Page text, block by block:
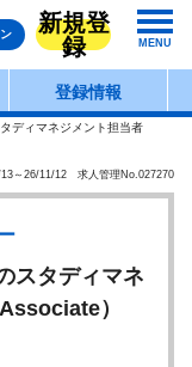
新規登
録
MENU
登録情報
ディマネジメント担当者
13～26/11/12 求人管理No.027270
スタディマネ
）